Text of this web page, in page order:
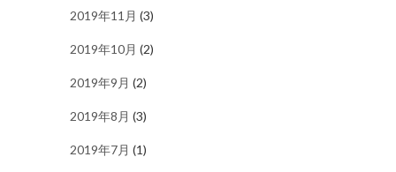
2019年11月 (3)
2019年10月 (2)
2019年9月 (2)
2019年8月 (3)
2019年7月 (1)